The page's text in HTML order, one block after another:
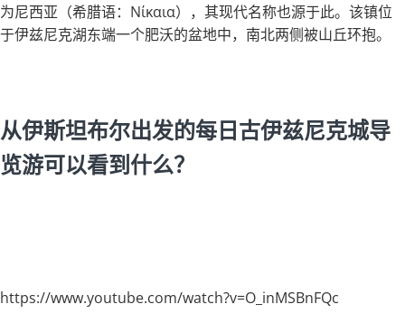
为尼西亚（希腊语：Νίκαια），其现代名称也源于此。该镇位
于伊兹尼克湖东端一个肥沃的盆地中，南北两侧被山丘环抱。
从伊斯坦布尔出发的每日古伊兹尼克城导
览游可以看到什么？
https://www.youtube.com/watch?v=O_inMSBnFQc